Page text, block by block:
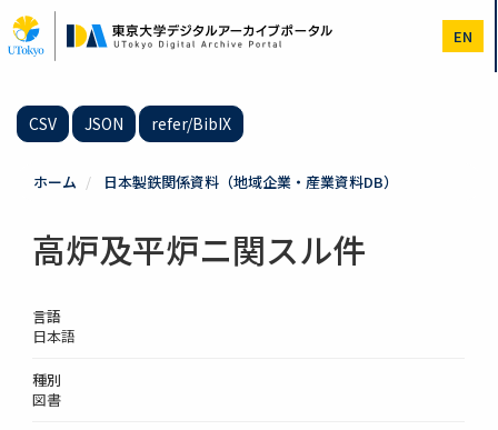
イ
ン
EN
CSV JSON refer/BibIX
ホーム 日本製鉄関係資料（地域企業・産業資料DB）
高炉及平炉ニ関スル件
言語
日本語
種別
図書